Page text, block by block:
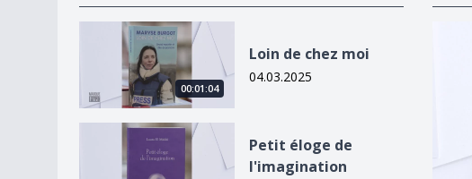
Loin de chez moi
00:01:04
Loin de chez moi
04.03.2025
Petit éloge de l&#039;imagination
Petit éloge de
l'imagination